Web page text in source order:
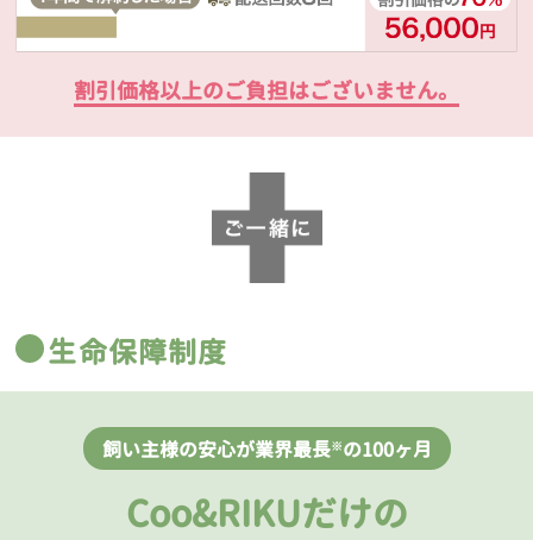
割引価格以上のご負担はございません。
生命保障制度
飼い主様の安心が業界最長※の100ヶ月
Coo&RIKUだけの